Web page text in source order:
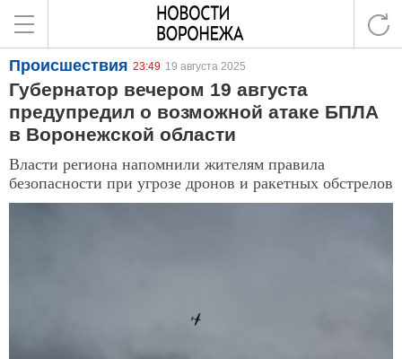
Происшествия 23:49 19 августа 2025
Губернатор вечером 19 августа
предупредил о возможной атаке БПЛА
в Воронежской области
Власти региона напомнили жителям правила
безопасности при угрозе дронов и ракетных обстрелов